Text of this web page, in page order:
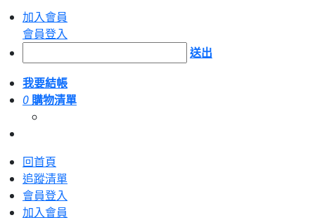
加入會員
會員登入
送出
我要結帳
0 購物清單
回首頁
追蹤清單
會員登入
加入會員